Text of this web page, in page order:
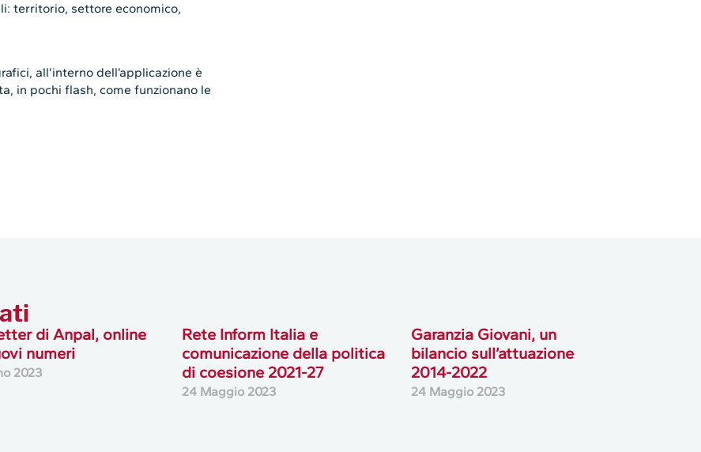
territorio, settore economico,
all’interno dell’applicazione è
in pochi flash, come funzionano le
di Anpal, online
numeri
2023
Rete Inform Italia e
comunicazione della politica
di coesione 2021-27
24 Maggio 2023
Garanzia Giovani, un
bilancio sull’attuazione
2014-2022
24 Maggio 2023